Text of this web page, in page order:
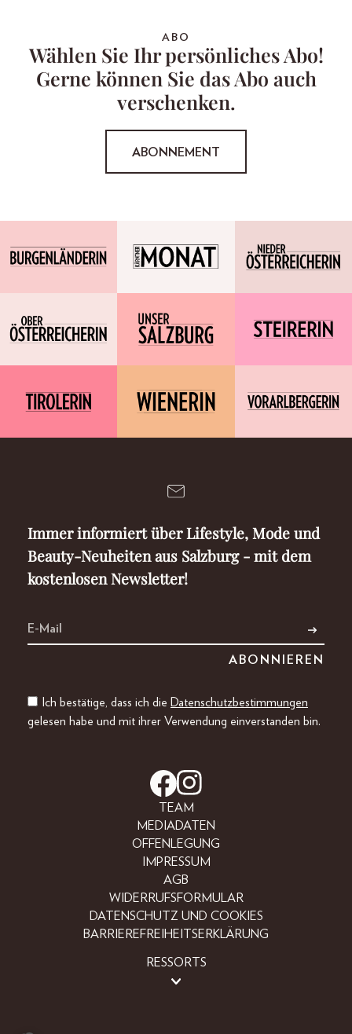
ABO
Wählen Sie Ihr persönliches Abo!
Gerne können Sie das Abo auch
verschenken.
ABONNEMENT
Immer informiert über Lifestyle, Mode und
Beauty-Neuheiten aus Salzburg - mit dem
kostenlosen Newsletter!
Ich bestätige, dass ich die Datenschutzbestimmungen
gelesen habe und mit ihrer Verwendung einverstanden bin.
TEAM
MEDIADATEN
OFFENLEGUNG
IMPRESSUM
AGB
WIDERRUFSFORMULAR
DATENSCHUTZ UND COOKIES
BARRIEREFREIHEITSERKLÄRUNG
RESSORTS